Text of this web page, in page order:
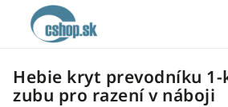
Hebie kryt prevodníku
zubu pro razení v náboji